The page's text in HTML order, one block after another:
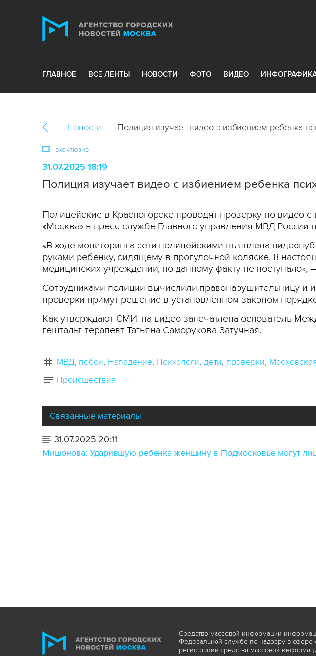
ГЛАВНОЕ ВСЕ ЛЕНТЫ НОВОСТИ ФОТО ВИДЕО
Новости Полиция изучает видео с избиением ребенка
эксклюзив
31.07.2025 18:19
Полиция изучает видео с избиением ребенка
Полицейские в Красногорске проводят проверку по видео
«Москва» в пресс-службе Главного управления МВД России
«В ходе мониторинга сети полицейскими выявлена
руками ребенку, сидящему в прогулочной коляске. В
медицинских учреждений, по данному факту не поступало»,
Сотрудниками полиции вычислили правонарушительницу и
проверки примут решение в установленном законом
Как утверждают СМИ, на видео запечатлена основатель
гештальт-терапевт Татьяна Саморукова-Затучная.
МВД побои Нападение Психологи дети проверки
Происшествия
Связанные материалы
31.07.2025 20:11
Мишонова: Ударившую ребенка женщину в Подмосковье могут
Средство массовой информации
Федеральной службе по надзору в сфере
регистрации средства массовой